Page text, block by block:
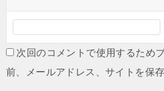
次回のコメントで使用するため
前、メールアドレス、サイトを保存